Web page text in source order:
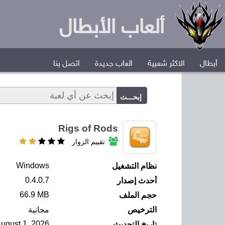
ألعاب الأبطال
أبطال الاكثر شعبية العاب جديدة اتصل بنا
Rigs of Rods
تقييم الزوار
نظام التشغيل
Windows
أحدث إصدار
0.4.0.7
حجم الملف
66.9 MB
الترخيص
مجانية